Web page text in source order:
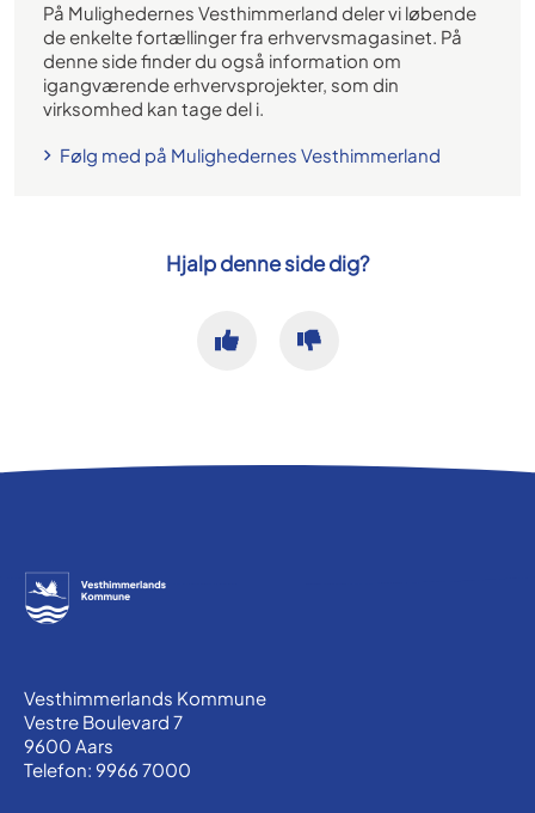
På Mulighedernes Vesthimmerland deler vi løbende
de enkelte fortællinger fra erhvervsmagasinet. På
denne side finder du også information om
igangværende erhvervsprojekter, som din
virksomhed kan tage del i.
Følg med på Mulighedernes Vesthimmerland
Hjalp denne side dig?
Vesthimmerlands Kommune
Vestre Boulevard 7
9600 Aars
Telefon: 9966 7000